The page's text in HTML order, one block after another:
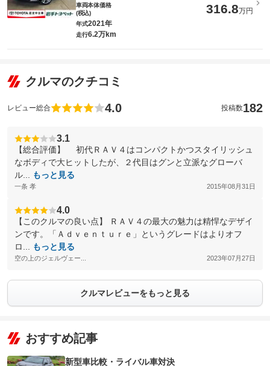
車両本体価格
(税込)
316.8万円
年式2021年
走行6.2万km
クルマのクチコミ
レビュー総合 4.0 投稿数182
3.1
【総合評価】 初代ＲＡＶ４はコンパクトかつスタイリッシュ
なボディで大ヒットしたが、２代目はグンと立派なグローバ
ル...
もっと見る
一条 孝 2015年08月31日
4.0
【このクルマの良い点】 ＲＡＶ４の最大の魅力は精悍なデザイ
ンです。「Ａｄｖｅｎｔｕｒｅ」というグレードはよりオフ
ロ...
もっと見る
空の上のジェルヴェー... 2023年07月27日
クルマレビューをもっと見る
おすすめ記事
新型車比較・ライバル車対決